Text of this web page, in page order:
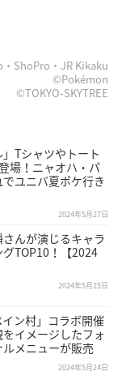
ShoPro・JR Kikaku
©Pokémon
©TOKYO-SKYTREE
Tシャツやトート
場！ニャオハ・パ
ユニバ夏ポケ行き
2024年5月27日
んが演じるキャラ
TOP10！【2024
2024年5月25日
ン村」コラボ開催
イメージしたフォ
メニューが販売
2024年5月24日